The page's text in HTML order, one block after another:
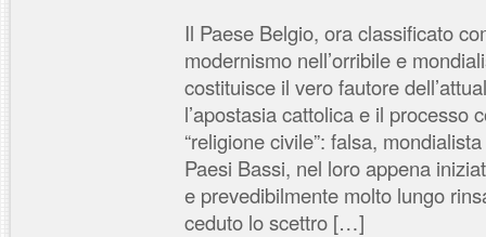
Il Paese Belgio, ora classificato
modernismo nell’orribile e
costituisce il vero fautore
l’apostasia cattolica e il processo
“religione civile”: falsa,
Paesi Bassi, nel loro appena
e prevedibilmente molto lungo
ceduto lo scettro […]